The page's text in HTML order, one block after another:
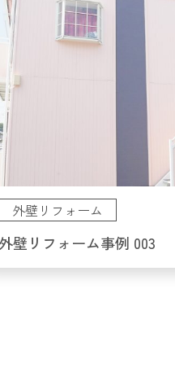
外壁リフォーム
壁リフォーム事例 003